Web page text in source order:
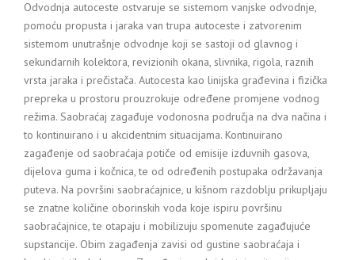
Odvodnja autoceste ostvaruje se sistemom vanjske odvodnje,
pomoću propusta i jaraka van trupa autoceste i zatvorenim
sistemom unutrašnje odvodnje koji se sastoji od glavnog i
sekundarnih kolektora, revizionih okana, slivnika, rigola, raznih
vrsta jaraka i prečistača. Autocesta kao linijska građevina i fizička
prepreka u prostoru prouzrokuje određene promjene vodnog
režima. Saobraćaj zagađuje vodonosna područja na dva načina i
to kontinuirano i u akcidentnim situacijama. Kontinuirano
zagađenje od saobraćaja potiče od emisije izduvnih gasova,
dijelova guma i kočnica, te od određenih postupaka održavanja
puteva. Na površini saobraćajnice, u kišnom razdoblju prikupljaju
se znatne količine oborinskih voda koje ispiru površinu
saobraćajnice, te otapaju i mobilizuju spomenute zagađujuće
supstancije. Obim zagađenja zavisi od gustine saobraćaja i